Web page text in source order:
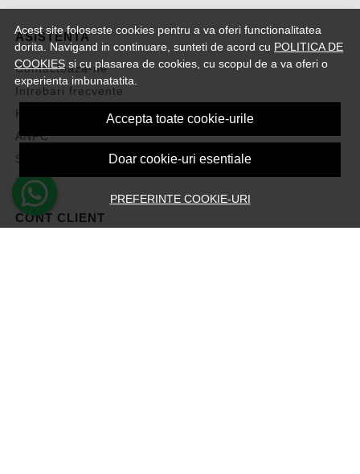
Acest site foloseste cookies pentru a va oferi functionalitatea
dorita. Navigand in continuare, sunteti de acord cu POLITICA DE
COOKIES si cu plasarea de cookies, cu scopul de a va oferi o
experienta imbunatatita.
Accepta toate cookie-urile
Doar cookie-uri esentiale
PREFERINTE COOKIE-URI
ASISTENTA
Contacteaza-ne
Intrebari frecvente
Harta site
ANPC
Solutionarea litigiilor
CONT CLIENT